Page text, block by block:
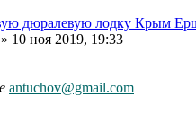
лодку Крым Ерш,
» 10 ноя 2019, 19:33
antuchov@gmail.com